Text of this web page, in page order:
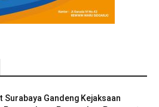
Surabaya Gandeng Kejaksaan